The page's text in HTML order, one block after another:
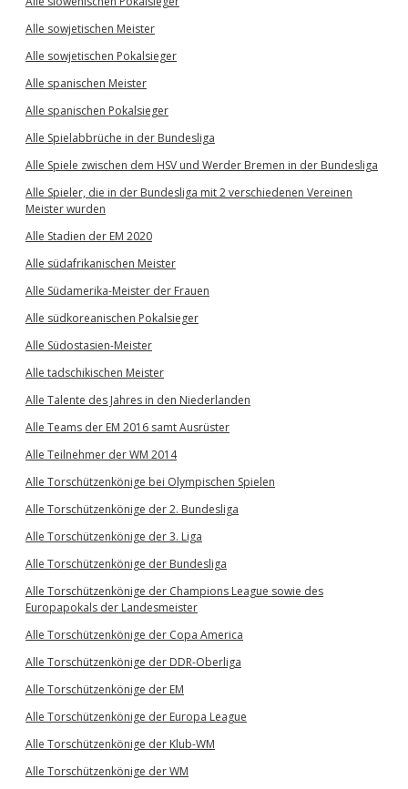
Alle sowjetischen Meister
Alle sowjetischen Pokalsieger
Alle spanischen Meister
Alle spanischen Pokalsieger
Alle Spielabbrüche in der Bundesliga
Alle Spiele zwischen dem HSV und Werder Bremen in der Bundesliga
Alle Spieler, die in der Bundesliga mit 2 verschiedenen Vereinen
Meister wurden
Alle Stadien der EM 2020
Alle südafrikanischen Meister
Alle Südamerika-Meister der Frauen
Alle südkoreanischen Pokalsieger
Alle Südostasien-Meister
Alle tadschikischen Meister
Alle Talente des Jahres in den Niederlanden
Alle Teams der EM 2016 samt Ausrüster
Alle Teilnehmer der WM 2014
Alle Torschützenkönige bei Olympischen Spielen
Alle Torschützenkönige der 2. Bundesliga
Alle Torschützenkönige der 3. Liga
Alle Torschützenkönige der Bundesliga
Alle Torschützenkönige der Champions League sowie des
Europapokals der Landesmeister
Alle Torschützenkönige der Copa America
Alle Torschützenkönige der DDR-Oberliga
Alle Torschützenkönige der EM
Alle Torschützenkönige der Europa League
Alle Torschützenkönige der Klub-WM
Alle Torschützenkönige der WM